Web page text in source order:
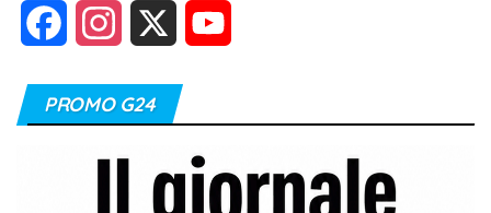
c s
t
u
PROMO G24